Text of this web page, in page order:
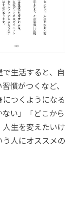
生活すると、自
慣がつくなど、
つくようになる
い」「どこから
生を変えたいけ
人にオススメの